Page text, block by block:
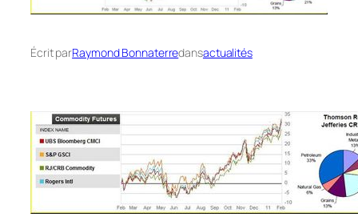
Écrit parRaymond Bonnaterredansactualités